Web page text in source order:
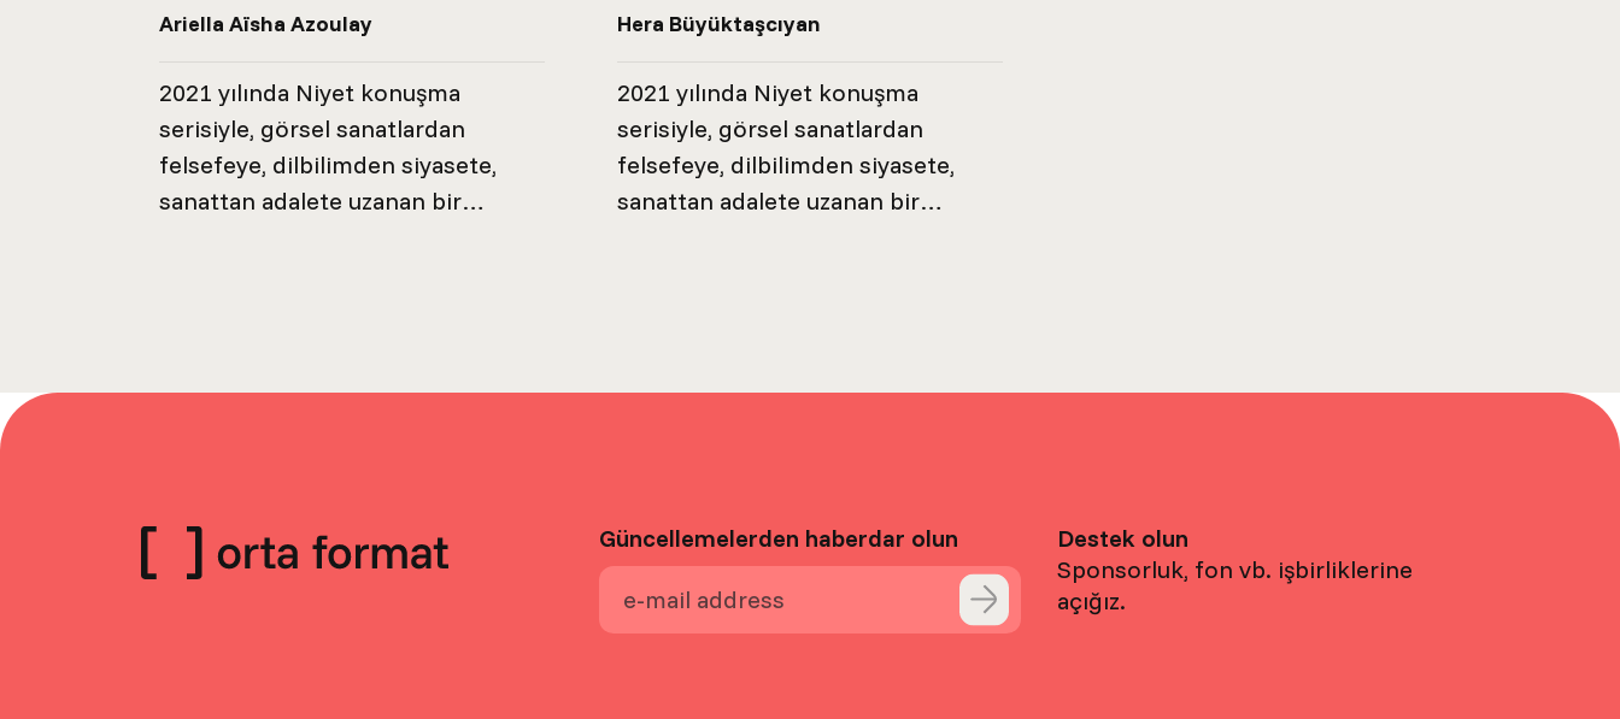
Ariella Aïsha Azoulay
2021 yılında Niyet konuşma
serisiyle, görsel sanatlardan
felsefeye, dilbilimden siyasete,
sanattan adalete uzanan bir
Hera Büyüktaşcıyan
2021 yılında Niyet konuşma
serisiyle, görsel sanatlardan
felsefeye, dilbilimden siyasete,
sanattan adalete uzanan bir
Güncellemelerden haberdar olun
Destek olun
Sponsorluk, fon vb. işbirliklerine
açığız.